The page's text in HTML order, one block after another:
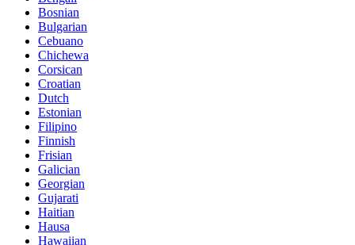
Bosnian
Bulgarian
Cebuano
Chichewa
Corsican
Croatian
Dutch
Estonian
Filipino
Finnish
Frisian
Galician
Georgian
Gujarati
Haitian
Hausa
Hawaiian